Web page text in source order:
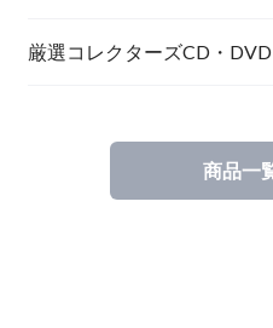
厳選コレクターズCD・DVD
商品一